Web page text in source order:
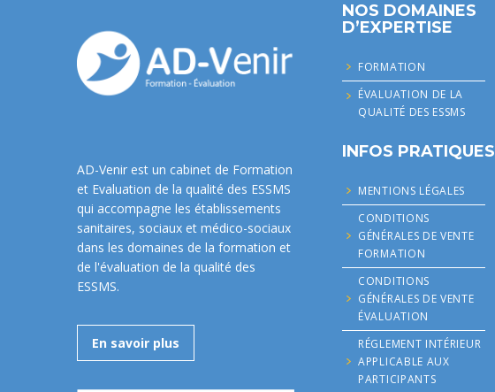
AD-Venir est un cabinet de Formation
et Evaluation de la qualité des ESSMS
qui accompagne les établissements
sanitaires, sociaux et médico-sociaux
dans les domaines de la formation et
de l'évaluation de la qualité des
ESSMS.
En savoir plus
NOS DOMAINES
D’EXPERTISE
FORMATION
ÉVALUATION DE LA
QUALITÉ DES ESSMS
INFOS PRATIQUES
MENTIONS LÉGALES
CONDITIONS
GÉNÉRALES DE VENTE
FORMATION
CONDITIONS
GÉNÉRALES DE VENTE
ÉVALUATION
RÉGLEMENT INTÉRIEUR
APPLICABLE AUX
PARTICIPANTS